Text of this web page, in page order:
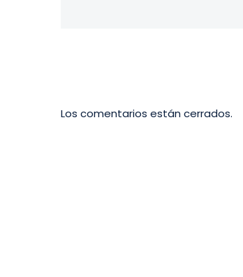
Los comentarios están cerrados.